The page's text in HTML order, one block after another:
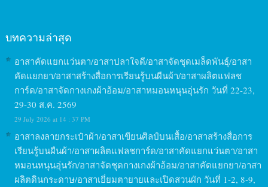
บทความล่าสุด
อาสาคัดแยกแว่นตา/อาสาปลาใจดี/อาสาจัดชุดเมล็ดพันธุ์/อาสา
คัดแยกยา/อาสาสร้างสื่อการเรียนรู้บนผืนผ้า/อาสาผลิตแฟลช
การ์ด/อาสาจัดกางเกงผ้าอ้อม/อาสาหมอนหนุนอุ่นรัก วันที่ 22-23,
29-30 ส.ค. 2569
29 July 2026 at 14 : 37 PM
อาสาลงลายกระเป๋าผ้า/อาสาเขียนศิลป์บนเสื้อ/อาสาสร้างสื่อการ
เรียนรู้บนผืนผ้า/อาสาผลิตแฟลชการ์ด/อาสาคัดแยกแว่นตา/อาสา
หมอนหนุนอุ่นรัก/อาสาจัดชุดกางเกงผ้าอ้อม/อาสาคัดแยกยา/อาสา
ผลิตดินกระดาษ/อาสาเยี่ยมตายายและเปิดสวนผัก วันที่ 1-2, 8-9,